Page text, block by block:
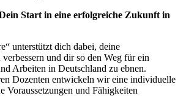
Start in eine erfolgreiche Zukunft in
unterstützt dich dabei, deine
und dir so den Weg für ein
Arbeiten in Deutschland zu ebnen.
Dozenten entwickeln wir eine individuelle
Voraussetzungen und Fähigkeiten